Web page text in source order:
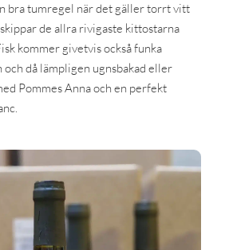
bra tumregel när det gäller torrt vitt
de allra rivigaste kittostarna
kommer givetvis också funka
då lämpligen ugnsbakad eller
Pommes Anna och en perfekt